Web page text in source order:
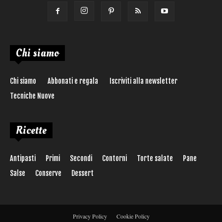
Chi siamo
Chi siamo Abbonati e regala
Iscriviti alla newsletter
Tecniche Nuove
Ricette
Antipasti Primi Secondi Contorni Torte salate
Pane
Salse
Conserve Dessert
Privacy Policy Cookie Policy